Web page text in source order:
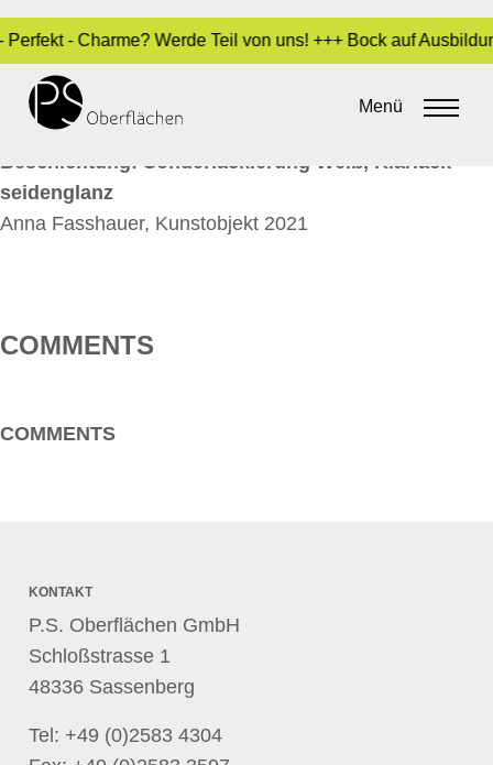
- Charme? Werde Teil von uns! +++ Bock auf
Menü
KUNSTOBJEKT 3
Sara Dari•10. Januar 2022
Beschichtung: Sonderlackierung Weiß, Klarlack
seidenglanz
Anna Fasshauer, Kunstobjekt 2021
COMMENTS
COMMENTS
KONTAKT
P.S. Oberflächen GmbH
Schloßstrasse 1
48336 Sassenberg
Tel: +49 (0)2583 4304